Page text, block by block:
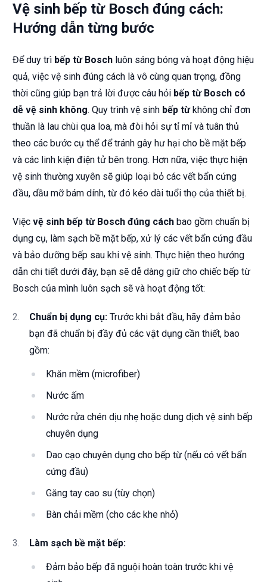
Vệ sinh bếp từ Bosch đúng cách:
Hướng dẫn từng bước
Để duy trì bếp từ Bosch luôn sáng bóng và hoạt động hiệu
quả, việc vệ sinh đúng cách là vô cùng quan trọng, đồng
thời cũng giúp bạn trả lời được câu hỏi bếp từ Bosch có
dễ vệ sinh không. Quy trình vệ sinh bếp từkhông chỉ đơn
thuần là lau chùi qua loa, mà đòi hỏi sự tỉ mỉ và tuân thủ
theo các bước cụ thể để tránh gây hư hại cho bề mặt bếp
và các linh kiện điện tử bên trong. Hơn nữa, việc thực hiện
vệ sinh thường xuyên sẽ giúp loại bỏ các vết bẩn cứng
đầu, dầu mỡ bám dính, từ đó kéo dài tuổi thọ của thiết bị.
Việc vệ sinh bếp từ Bosch đúng cách bao gồm chuẩn bị
dụng cụ, làm sạch bề mặt bếp, xử lý các vết bẩn cứng đầu
và bảo dưỡng bếp sau khi vệ sinh. Thực hiện theo hướng
dẫn chi tiết dưới đây, bạn sẽ dễ dàng giữ cho chiếc bếp từ
Bosch của mình luôn sạch sẽ và hoạt động tốt:
Chuẩn bị dụng cụ: Trước khi bắt đầu, hãy đảm bảo
bạn đã chuẩn bị đầy đủ các vật dụng cần thiết, bao
gồm:
Khăn mềm (microfiber)
Nước ấm
Nước rửa chén dịu nhẹ hoặc dung dịch vệ sinh bếp
chuyên dụng
Dao cạo chuyên dụng cho bếp từ (nếu có vết bẩn
cứng đầu)
Găng tay cao su (tùy chọn)
Bàn chải mềm (cho các khe nhỏ)
Làm sạch bề mặt bếp:
Đảm bảo bếp đã nguội hoàn toàn trước khi vệ